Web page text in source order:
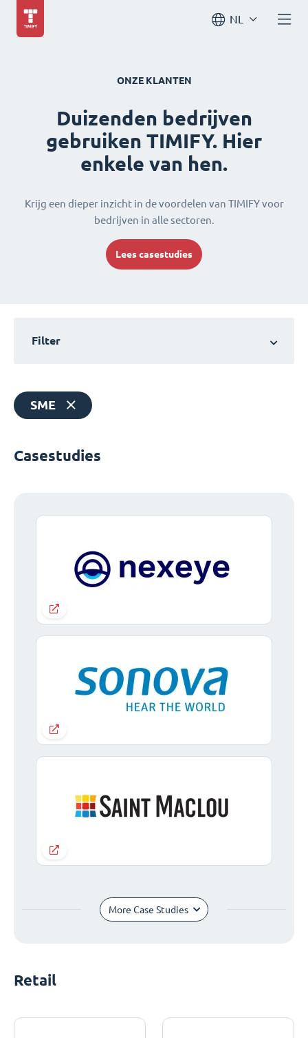
NL
ONZE KLANTEN
Duizenden bedrijven
gebruiken TIMIFY. Hier
enkele van hen.
Krijg een dieper inzicht in de voordelen van TIMIFY voor
bedrijven in alle sectoren.
Lees casestudies
Filter
SME
Casestudies
More Case Studies
Retail